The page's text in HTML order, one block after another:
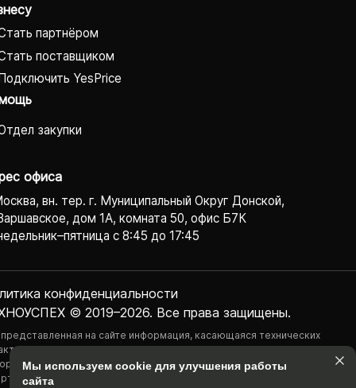
партнёром
поставщиком
YesPrice
закупки
офиса
вн. тер. г. Муниципальный Округ Донской,
дом 1А, комната 50, офис Б7К
с 8:45 до 17:45
© 2019–2026. Все права защищены.
конфиденциаль­ности
на сайте информация, касающаяся технических
наличия на складе, стоимости товаров, носит
характер и ни при каких условиях не является публичной
определяемой положениями Статьи 437(2) Гражданского
Мы используем cookie для улучшения работы
сайта